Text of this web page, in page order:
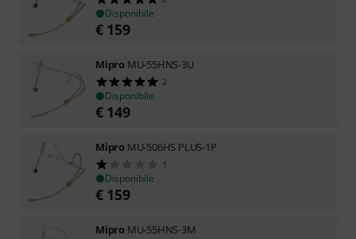
Disponibile
€ 159
Mipro MU-55HNS-3U
2
Disponibile
€ 149
Mipro MU-506HS PLUS-1P
1
Disponibile
€ 159
Mipro MU-55HNS-3M